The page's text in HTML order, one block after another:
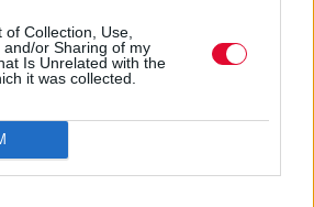
Collection, Use,
and/or Sharing of my
Is Unrelated with the
it was collected.